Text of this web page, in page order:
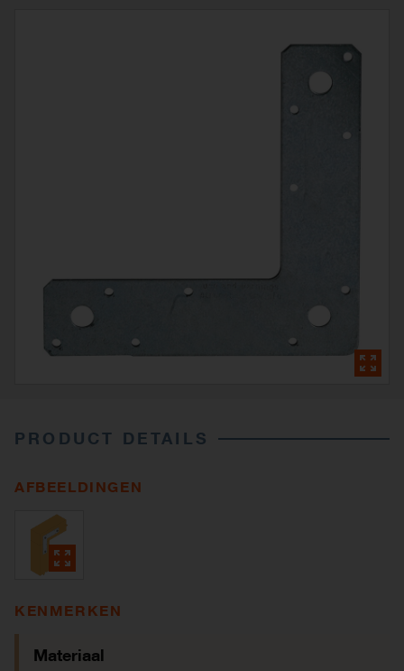
PRODUCT DETAILS
AFBEELDINGEN
KENMERKEN
Materiaal